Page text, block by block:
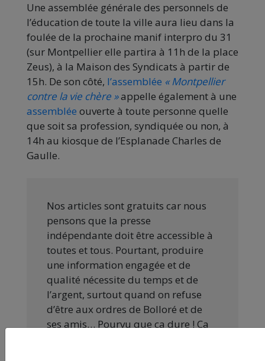
Une assemblée générale des personnels de
l’éducation de toute la ville aura lieu dans la
foulée de la prochaine manif interpro du 31
(sur Montpellier elle partira à 11h de la place
Zeus), à la Maison des Syndicats à partir de
15h. De son côté, l’assemblée « Montpellier
contre la vie chère »appelle également à une
assemblée ouverte à toute personne quelle
que soit sa profession, syndiquée ou non, à
14h au kiosque de l’Esplanade Charles de
Gaulle.
Nos articles sont gratuits car nous
pensons que la presse
indépendante doit être accessible à
toutes et tous. Pourtant, produire
une information engagée et de
qualité nécessite du temps et de
l’argent, surtout quand on refuse
d’être aux ordres de Bolloré et de
ses amis… Pourvu que ça dure ! Ça